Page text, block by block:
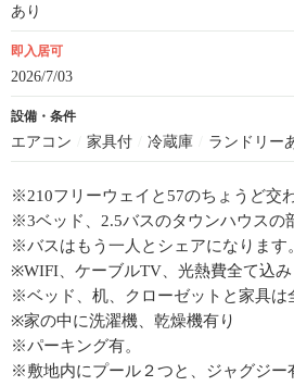
あり
即入居可
2026/7/03
設備・条件
エアコン 家具付 冷蔵庫 ランドリー
※210フリーウェイと57のちょうど交
※3ベッド、2.5バスのタウンハウスの
※バスはもう一人とシェアになります。
※WIFI、ケーブルTV、光熱費全て込み
※ベッド、机、クローゼットと家具は
※家の中に洗濯機、乾燥機有り
※パーキング有。
※敷地内にプール２つと、ジャグジー